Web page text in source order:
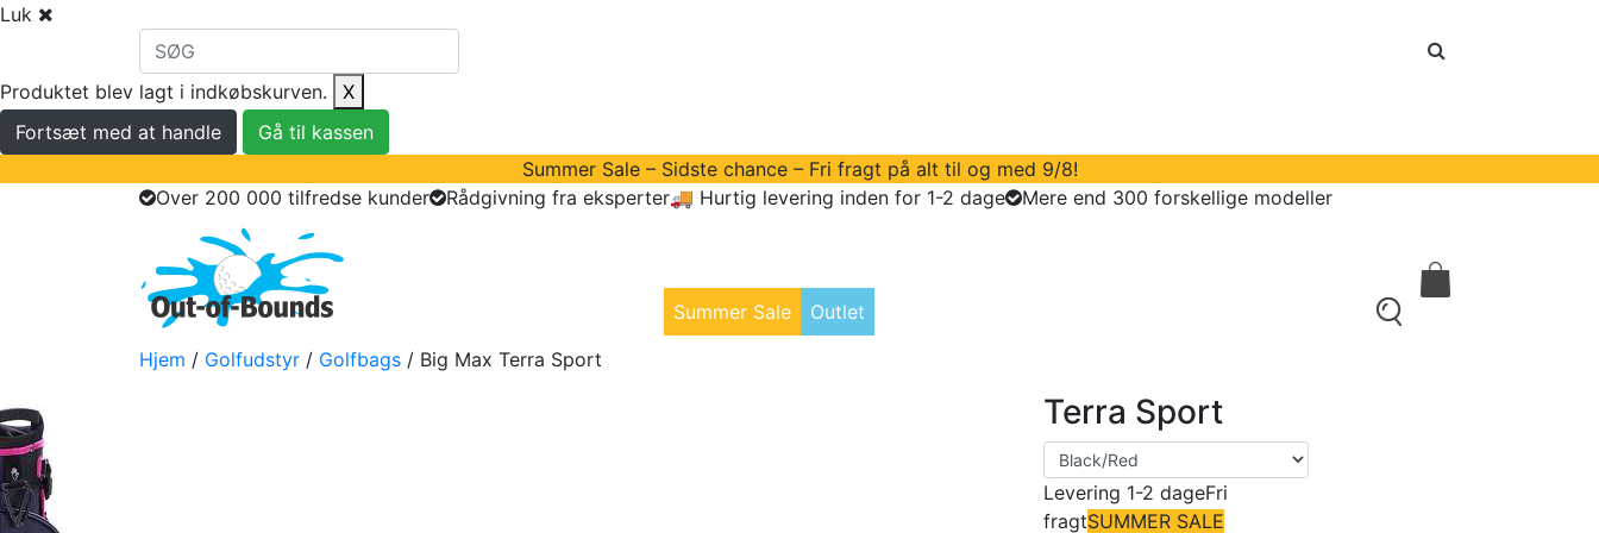
Luk
Produktet blev lagt i indkøbskurven.
X
Fortsæt med at handle
Gå til kassen
Summer Sale – Sidste chance – Fri fragt på alt til og med 9/8!
Over 200 000 tilfredse kunder
Rådgivning fra eksperter🚚 Hurtig levering inden for 1-2 dage Mere end 300 forskellige modeller
Summer Sale Outlet
Hjem / Golfudstyr / Golfbags / Big Max Terra Sport
Terra Sport
Levering 1-2 dageFri
fragtSUMMER SALE